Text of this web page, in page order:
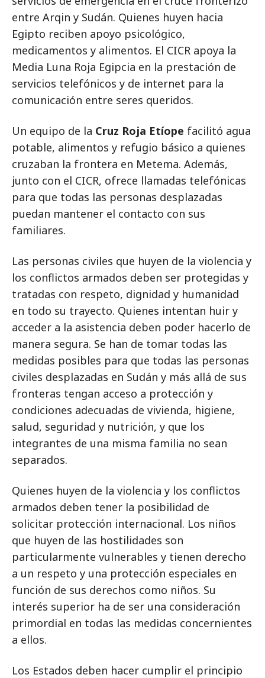
entre Arqin y Sudán. Quienes huyen hacia
Egipto reciben apoyo psicológico,
medicamentos y alimentos. El CICR apoya la
Media Luna Roja Egipcia en la prestación de
servicios telefónicos y de internet para la
comunicación entre seres queridos.
Un equipo de la Cruz Roja Etíope facilitó agua
potable, alimentos y refugio básico a quienes
cruzaban la frontera en Metema. Además,
junto con el CICR, ofrece llamadas telefónicas
para que todas las personas desplazadas
puedan mantener el contacto con sus
familiares.
Las personas civiles que huyen de la violencia y
los conflictos armados deben ser protegidas y
tratadas con respeto, dignidad y humanidad
en todo su trayecto. Quienes intentan huir y
acceder a la asistencia deben poder hacerlo de
manera segura. Se han de tomar todas las
medidas posibles para que todas las personas
civiles desplazadas en Sudán y más allá de sus
fronteras tengan acceso a protección y
condiciones adecuadas de vivienda, higiene,
salud, seguridad y nutrición, y que los
integrantes de una misma familia no sean
separados.
Quienes huyen de la violencia y los conflictos
armados deben tener la posibilidad de
solicitar protección internacional. Los niños
que huyen de las hostilidades son
particularmente vulnerables y tienen derecho
a un respeto y una protección especiales en
función de sus derechos como niños. Su
interés superior ha de ser una consideración
primordial en todas las medidas concernientes
a ellos.
Los Estados deben hacer cumplir el principio